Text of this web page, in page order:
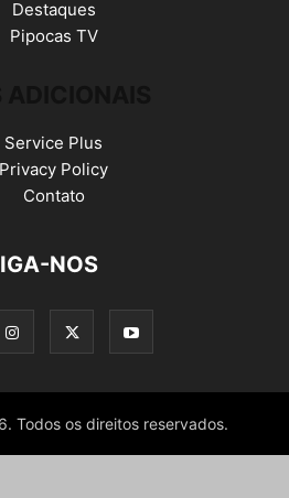
Destaques
Pipocas TV
Service Plus
Privacy Policy
Contato
NOS
Todos os direitos reservados.